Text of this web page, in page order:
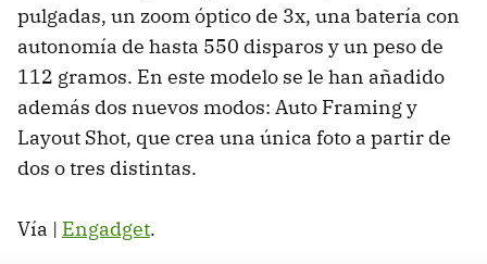
pulgadas, un zoom óptico de 3x, una batería con
autonomía de hasta 550 disparos y un peso de
112 gramos. En este modelo se le han añadido
además dos nuevos modos: Auto Framing y
Layout Shot, que crea una única foto a partir de
dos o tres distintas.
Vía | Engadget.